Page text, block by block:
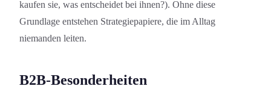
kaufen sie, was entscheidet bei ihnen?). Ohne diese
Grundlage entstehen Strategiepapiere, die im Alltag
niemanden leiten.
B2B-Besonderheit­en